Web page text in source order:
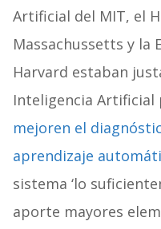
Artificial del MIT, el
Massachussetts y la
Harvard estaban
Inteligencia Artificial
mejoren el
aprendizaje
sistema ‘lo
aporte mayores